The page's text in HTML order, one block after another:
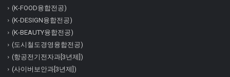
(K-FOOD융합전공)
(K-DESIGN융합전공)
(K-BEAUTY융합전공)
(도시철도경영융합전공)
(항공전기전자과[3년제])
(사이버보안과[3년제])